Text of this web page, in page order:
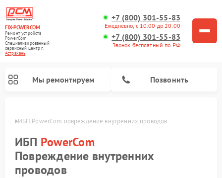
FIX-POWERCOM
Ремонт устройств
PowerCom
Специализированный
cервисный центр г.
Астрахань
+7 (800) 301-55-83
Ежедневно, с 10:00 до 20:00
+7 (800) 301-55-83
Звонок бесплатный по РФ
Мы ремонтируем Позвонить
ИБП PowerCom повреждение внутренних проводов
ИБП PowerCom
Повреждение внутренних
проводов